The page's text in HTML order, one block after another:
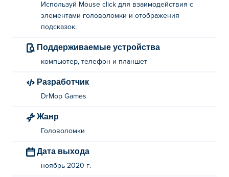
Используй Mouse click для взаимодействия с
элементами головоломки и отображения
подсказок.
Поддерживаемые устройства
компьютер, телефон и планшет
Разработчик
DrMop Games
Жанр
Головоломки
Дата выхода
ноябрь 2020 г.